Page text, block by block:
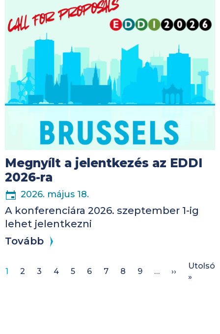
Megnyílt a jelentkezés az EDDI
2026-ra
2026. május 18.
A konferenciára 2026. szeptember 1-ig
lehet jelentkezni
Tovább
1 2 3 4 5 6 7 8 9 … ››
Utolsó
»Utolsó